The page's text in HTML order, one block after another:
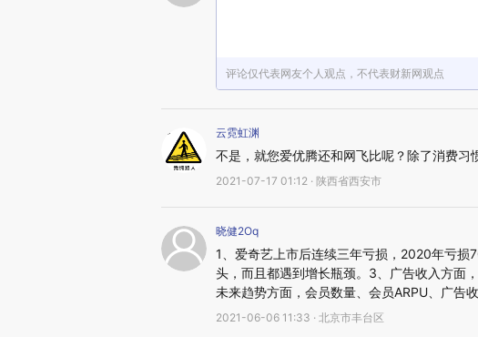
评论仅代表网友个人观点，不代表财新网观点
云霓虹渊
不是，就您爱优腾还和网飞比呢？除了消费习
2021-07-17 01:12 · 陕西省西安市
晓健2Oq
1、爱奇艺上市后连续三年亏损，2020年亏损
头，而且都遇到增长瓶颈。3、广告收入方面
未来趋势方面，会员数量、会员ARPU、广告
2021-06-06 11:33 · 北京市丰台区